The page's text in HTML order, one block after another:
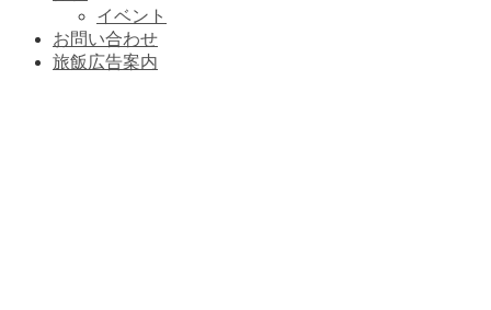
イベント
お問い合わせ
旅飯広告案内